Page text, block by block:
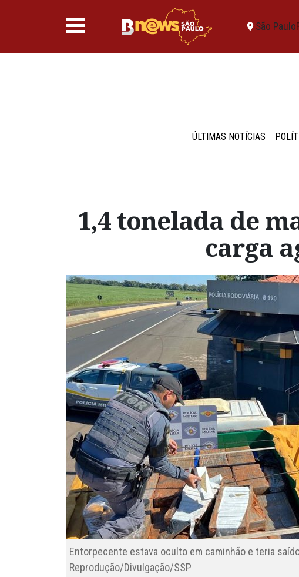
São Paulo
ÚLTIMAS NOTÍCIAS
1,4 tonelada de
carga
Entorpecente estava oculto em caminhão e teria
Reprodução/Divulgação/SSP